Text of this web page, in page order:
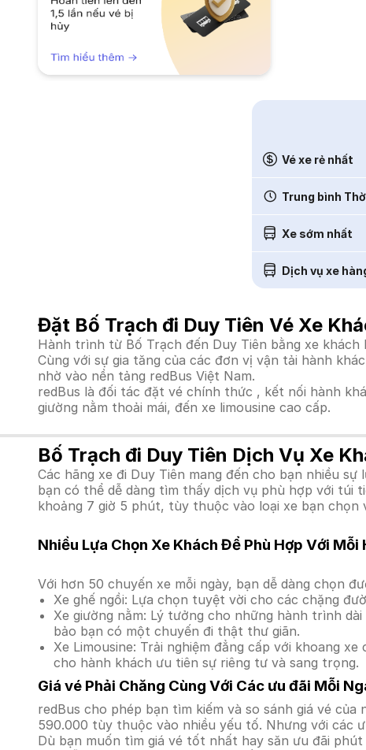
Vé xe rẻ nhất
Trung bình
Xe sớm nhất
Dịch vụ xe
Đặt Bố Trạch đi Duy Tiên Vé Xe
Hành trình từ Bố Trạch đến Duy Tiên bằng xe
Cùng với sự gia tăng của các đơn vị vận tải hành
nhờ vào nền tảng redBus Việt Nam.
redBus là đối tác đặt vé chính thức , kết nối hành
giường nằm thoải mái, đến xe limousine cao cấp.
Bố Trạch đi Duy Tiên Dịch Vụ Xe
Các hãng xe đi Duy Tiên mang đến cho bạn nhiều
bạn có thể dễ dàng tìm thấy dịch vụ phù hợp với túi
khoảng 7 giờ 5 phút, tùy thuộc vào loại xe bạn chọn
Nhiều Lựa Chọn Xe Khách Để Phù Hợp Với Mỗi
Với hơn 50 chuyến xe mỗi ngày, bạn dễ dàng chọn
Xe ghế ngồi: Lựa chọn tuyệt vời cho các chặng
Xe giường nằm: Lý tưởng cho những hành trình
bảo bạn có một chuyến đi thật thư giãn.
Xe Limousine: Trải nghiệm đẳng cấp với khoang
cho hành khách ưu tiên sự riêng tư và sang trọng.
Giá vé Phải Chăng Cùng Với Các ưu đãi Mỗi
redBus cho phép bạn tìm kiếm và so sánh giá vé
590.000 tùy thuộc vào nhiều yếu tố. Nhưng với các
Dù bạn muốn tìm giá vé tốt nhất hay săn ưu đãi